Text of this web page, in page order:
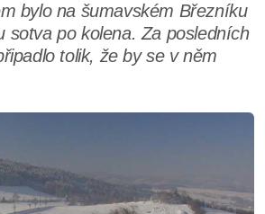
bylo na šumavském Březníku
sotva po kolena. Za posledních
tolik, že by se v něm